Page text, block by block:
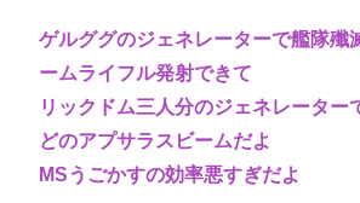
ゲルググのジェネレーターで艦隊殲
ームライフル発射できて
リックドム三人分のジェネレーター
どのアプサラスビームだよ
MSうごかすの効率悪すぎだよ